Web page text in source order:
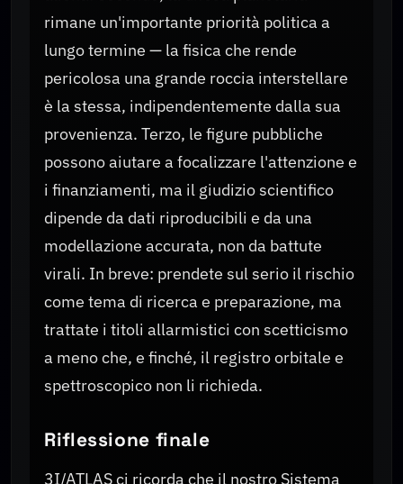
rimane un'importante priorità politica a
lungo termine — la fisica che rende
pericolosa una grande roccia interstellare
è la stessa, indipendentemente dalla sua
provenienza. Terzo, le figure pubbliche
possono aiutare a focalizzare l'attenzione e
i finanziamenti, ma il giudizio scientifico
dipende da dati riproducibili e da una
modellazione accurata, non da battute
virali. In breve: prendete sul serio il rischio
come tema di ricerca e preparazione, ma
trattate i titoli allarmistici con scetticismo
a meno che, e finché, il registro orbitale e
spettroscopico non li richieda.
Riflessione finale
3I/ATLAS ci ricorda che il nostro Sistema